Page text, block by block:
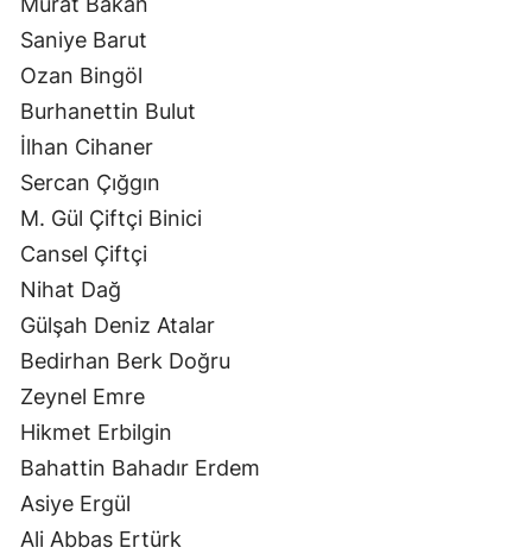
Saniye Barut
Ozan Bingöl
Burhanettin Bulut
İlhan Cihaner
Sercan Çığgın
M. Gül Çiftçi Binici
Cansel Çiftçi
Nihat Dağ
Gülşah Deniz Atalar
Bedirhan Berk Doğru
Zeynel Emre
Hikmet Erbilgin
Bahattin Bahadır Erdem
Asiye Ergül
Ali Abbas Ertürk